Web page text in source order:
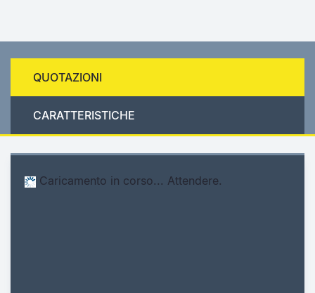
QUOTAZIONI
CARATTERISTICHE
Caricamento in corso... Attendere.